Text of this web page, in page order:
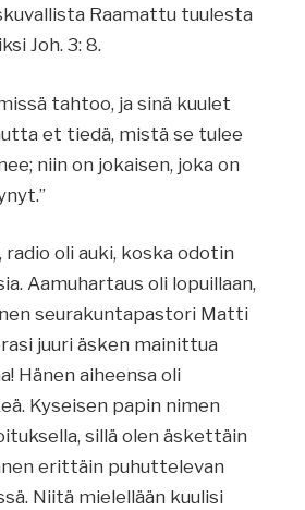
Raamattu tuulesta
Joh. 3: 8.
tahtoo, ja sinä kuulet
et tiedä, mistä se tulee
niin on jokaisen, joka on
radio oli auki, koska odotin
Aamuhartaus oli lopuillaan,
seurakuntapastori Matti
juuri äsken mainittua
Hänen aiheensa oli
Kyseisen papin nimen
sillä olen äskettäin
erittäin puhuttelevan
Niitä mielellään kuulisi